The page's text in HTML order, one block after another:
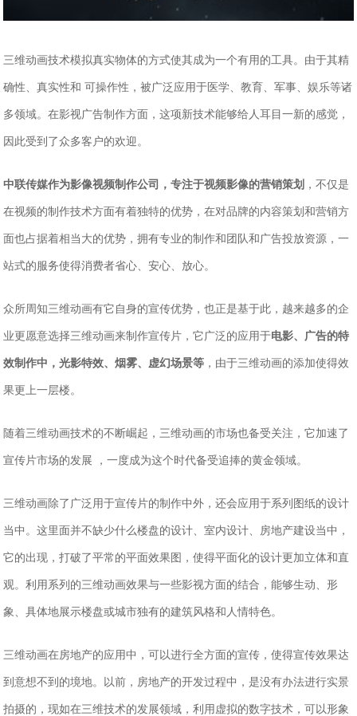
三维动画技术模拟真实物体的方式使其成为一个有用的工具。由于其精
确性、真实性和 可操作性，被广泛应用于医学、教育、军事、娱乐等诸
多领域。在影视广告制作方面，这项新技术能够给人耳目一新的感觉，
因此受到了众多客户的欢迎。
中联传媒作为影像视频制作公司，专注于视频影像的营销策划 ，不仅是
在视频的制作技术方面有着独特的优势，在对品牌的内容策划和营销方
面也占据着相当大的优势，拥有专业的制作和团队和广告投放资源，一
站式的服务使得消费者省心、安心、放心。
众所周知三维动画有它自身的宣传优势，也正是基于此，越来越多的企
业更愿意选择三维动画来制作宣传片，它广泛的应用于电影、广告的特
效制作中，光影特效、烟雾、虚幻场景等 ，由于三维动画的添加使得效
果更上一层楼。
随着三维动画技术的不断崛起，三维动画的市场也备受关注，它加速了
宣传片市场的发展 ，一度成为这个时代备受追捧的黄金领域。
三维动画除了广泛用于宣传片的制作中外，还会应用于系列图纸的设计
当中。这里面并不缺少什么楼盘的设计、室内设计、房地产建设当中，
它的出现，打破了平常的平面效果图，使得平面化的设计更加立体和直
观。利用系列的三维动画效果与一些影视方面的结合，能够生动、形
象、具体地展示楼盘或城市独有的建筑风格和人情特色。
三维动画在房地产的应用中，可以进行全方面的宣传，使得宣传效果达
到意想不到的境地。以前，房地产的开发过程中，是没有办法进行实景
拍摄的，现如在三维技术的发展领域，利用虚拟的数字技术，可以形象